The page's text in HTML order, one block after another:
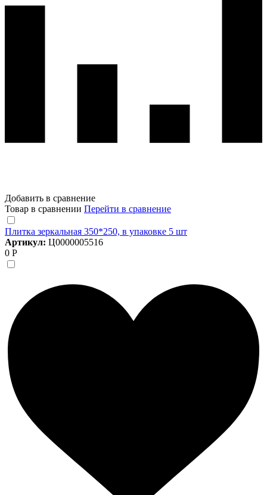
Добавить в сравнение
Товар в сравнении Перейти в сравнение
Плитка зеркальная 350*250, в упаковке 5 шт
Артикул: Ц0000005516
0 Р